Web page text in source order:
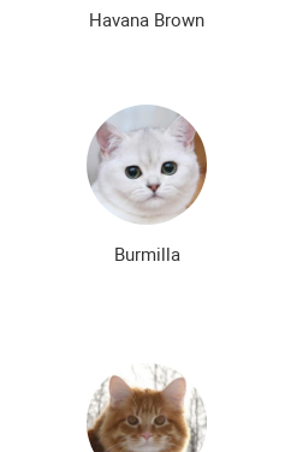
Havana Brown
Burmilla